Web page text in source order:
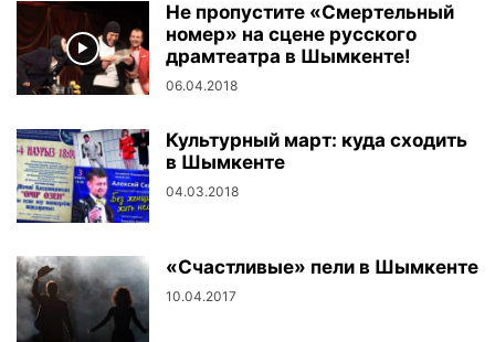
Не пропустите «Смертельный
номер» на сцене русского
драмтеатра в Шымкенте!
06.04.2018
Культурный март: куда сходить
в Шымкенте
04.03.2018
«Счастливые» пели в Шымкенте
10.04.2017